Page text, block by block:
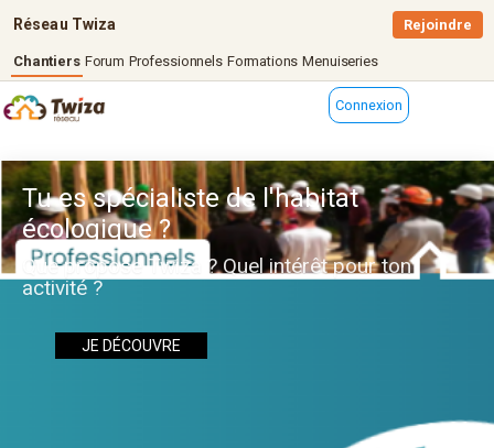
Réseau Twiza
Chantiers Forum Professionnels Formations Menuiseries
Rejoindre
Connexion
Tu es spécialiste de l'habitat
écologique ?
Que propose Twiza ? Quel intérêt pour ton
activité ?
JE DÉCOUVRE